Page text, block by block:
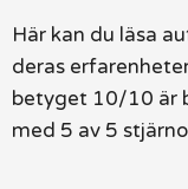
Här kan du läsa
deras
betyget 10/10 är
med 5 av 5